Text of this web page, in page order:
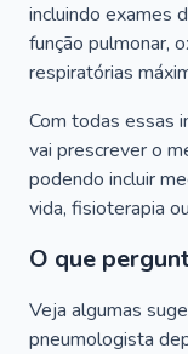
incluindo exames
função pulmonar,
respiratórias
Com todas essas
vai prescrever o
podendo incluir
vida, fisioterapia
O que
Veja algumas
pneumologista